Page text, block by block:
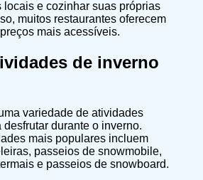
locais e cozinhar suas próprias
muitos restaurantes oferecem
mais acessíveis.
de inverno
variedade de atividades
durante o inverno.
mais populares incluem
passeios de snowmobile,
e passeios de snowboard.